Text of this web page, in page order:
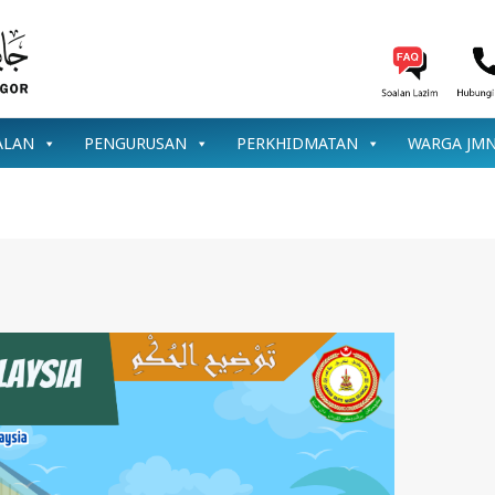
PENGURUSAN PERKHIDMATAN WARGA